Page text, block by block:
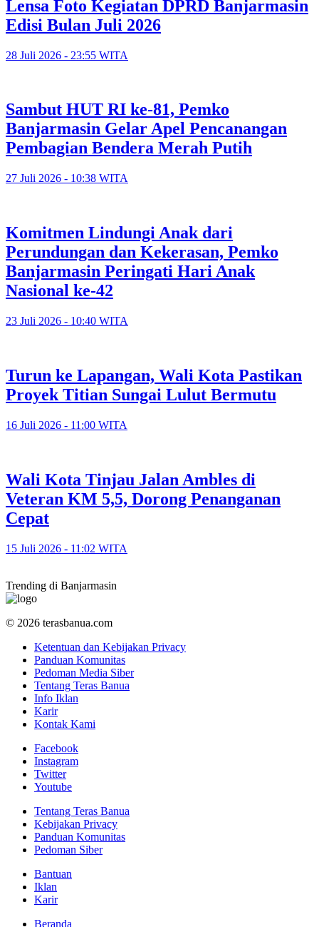
Lensa Foto Kegiatan DPRD Banjarmasin
Edisi Bulan Juli 2026
28 Juli 2026 - 23:55 WITA
Sambut HUT RI ke-81, Pemko
Banjarmasin Gelar Apel Pencanangan
Pembagian Bendera Merah Putih
27 Juli 2026 - 10:38 WITA
Komitmen Lindungi Anak dari
Perundungan dan Kekerasan, Pemko
Banjarmasin Peringati Hari Anak
Nasional ke-42
23 Juli 2026 - 10:40 WITA
Turun ke Lapangan, Wali Kota Pastikan
Proyek Titian Sungai Lulut Bermutu
16 Juli 2026 - 11:00 WITA
​Wali Kota Tinjau Jalan Ambles di
Veteran KM 5,5, Dorong Penanganan
Cepat
15 Juli 2026 - 11:02 WITA
Trending di Banjarmasin
© 2026 terasbanua.com
Ketentuan dan Kebijakan Privacy
Panduan Komunitas
Pedoman Media Siber
Tentang Teras Banua
Info Iklan
Karir
Kontak Kami
Facebook
Instagram
Twitter
Youtube
Tentang Teras Banua
Kebijakan Privacy
Panduan Komunitas
Pedoman Siber
Bantuan
Iklan
Karir
Beranda